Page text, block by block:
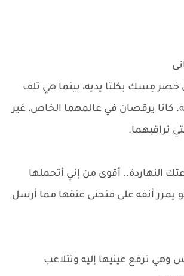
مِسك بكلتا يديه، بينما هي تلف
كانا يرقصان في عالمهما الخاص، غير
تراقبهما.
النهاردة.. أقوى من إني أتحملها
أنفه على منحنى عنقها مما أرسل
ترفع عينيها إليه وتتلاعب